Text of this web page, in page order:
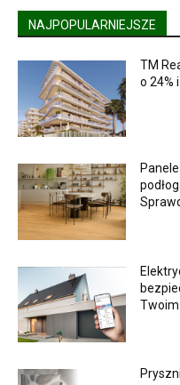
NAJPOPULARNIEJSZE
TM
o 24%